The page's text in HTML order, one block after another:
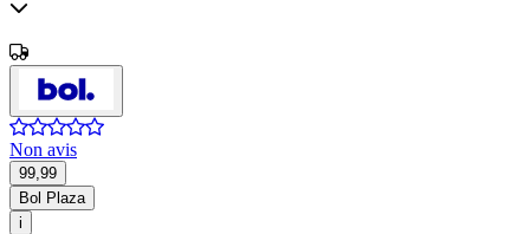
Non avis
99,99
Bol Plaza
i